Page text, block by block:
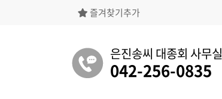
즐겨찾기추가
은진송씨 대종회 사무실
042-256-0835